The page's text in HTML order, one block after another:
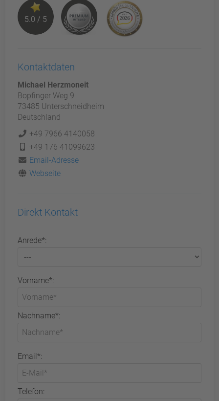
5.0 / 5
Kontaktdaten
Michael Herzmoneit
Bopfinger Weg 9
73485 Unterschneidheim
Deutschland
+49 7966 4140058
+49 176 41099623
Email-Adresse
Webseite
Direkt Kontakt
Anrede*:
Vorname*:
Nachname*:
Email*:
Telefon: